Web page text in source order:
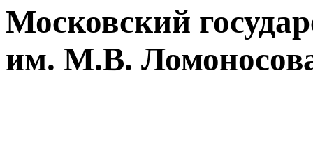
Московский
им. М.В.